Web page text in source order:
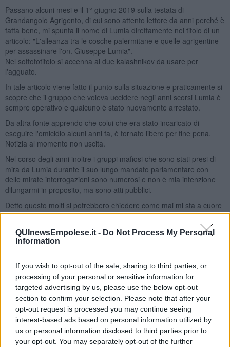
QUInewsEmpolese.it - Do Not Process My Personal
Information
If you wish to opt-out of the sale, sharing to third parties, or
processing of your personal or sensitive information for
targeted advertising by us, please use the below opt-out
section to confirm your selection. Please note that after your
opt-out request is processed you may continue seeing
interest-based ads based on personal information utilized by
us or personal information disclosed to third parties prior to
your opt-out. You may separately opt-out of the further
Passano alcuni mesi e il 1° giugno 2019 sulla testata di
Grandangolo Agrigento, di cui sono attento lettore da anni perché è
fatta bene, mi spunta il nome di Lumia direttamente nel titolo di un
articolo: "L'alleanza tra le cosche palermitane e quelle agrigentine
per assassinare l'on. Giuseppe Lumia".
Nel sottototitolo si accenna ai due kalashnikov da usare per
l'agguato.
In tale articolo viene fatto il punto sulla situazione e praticamente si
scopre che il gruppo che voleva uccidere negli anni scorsi Lumia è
sempre operativo e qualcuno è stato nuovamente arrestato.
Da altra fonte apprendo che colui che era stato incaricato di
eseguire l'omicidio alcuni anni fa, è tornato libero per fine pena.
Notizia al momento non uscita.
Nel corso degli anni inoltre i gruppi mafiosi che sono stati presi di
mira da Lumia durante il suo lungo mandato parlamentare con
delle mirate interrogazioni sono numerosi e non è mia intenzione
dilungarmi in proposito, ma sono atti pubblici.
Detto questo molti si potrebbero chiedere come mai mi sta a cuore
la vicenda: perché il silenzio di fronte alle minacce sempre attuali
Vediamo perché:
finemente per delegittimarlo.
2) Il silenzio di fronte alle minacce della mafia nei suoi confronti può
far considerare utile e pure semplice in un momento in cui appare
debole, di proseguire con il piano di eliminazione fisica.
3) La mafia non dimentica e se uno è condannato rimane
condannato.
Pertanto si mira a colpire Lumia con la seguente tecnica: si attacca
con il fuoco nemico e pure con il fuoco amico, si delegittima, si isola